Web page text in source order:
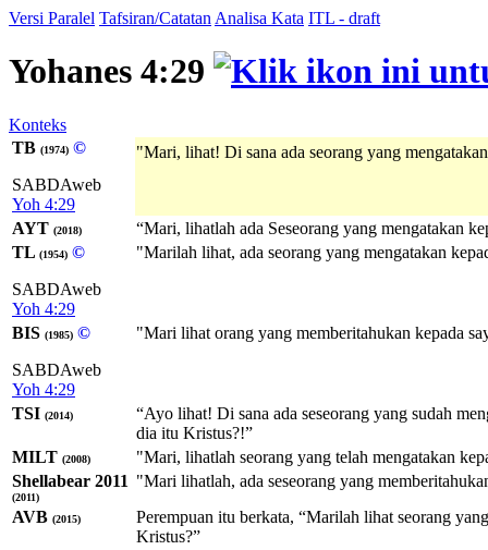
Versi Paralel Tafsiran/Catatan Analisa Kata ITL - draft
Yohanes 4:29
Konteks
TB (1974) ©
SABDAweb
Yoh 4:29
"Mari, lihat! Di sana ada seorang yang
AYT (2018)
“Mari, lihatlah ada Seseorang yang mengatakan
TL (1954) ©
SABDAweb
Yoh 4:29
"Marilah lihat, ada seorang yang mengatakan
BIS (1985) ©
SABDAweb
Yoh 4:29
"Mari lihat orang yang memberitahukan kepada
TSI (2014)
“Ayo lihat! Di sana ada seseorang yang sudah
dia itu Kristus?!”
MILT (2008)
"Mari, lihatlah seorang yang telah mengatakan
Shellabear 2011
(2011)
"Mari lihatlah, ada seseorang yang
AVB (2015)
Perempuan itu berkata, “Marilah lihat seorang
Kristus?”